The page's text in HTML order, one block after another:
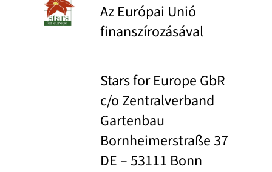
Az Európai Unió
finanszírozásával
Stars for Europe GbR
c/o Zentralverband
Gartenbau
Bornheimerstraße 37
DE – 53111 Bonn